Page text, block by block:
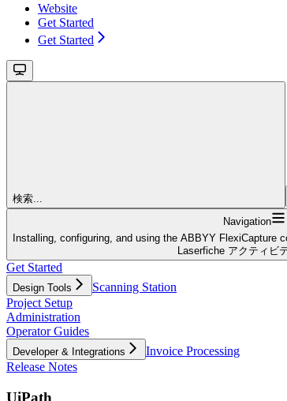
Website
Get Started
Get Started
検索...
Navigation
Installing, configuring, and using the ABBYY FlexiCapture
Laserfiche アクティビ
Get Started
Design Tools
Scanning Station
Project Setup
Administration
Operator Guides
Developer & Integrations
Invoice Processing
Release Notes
UiPath